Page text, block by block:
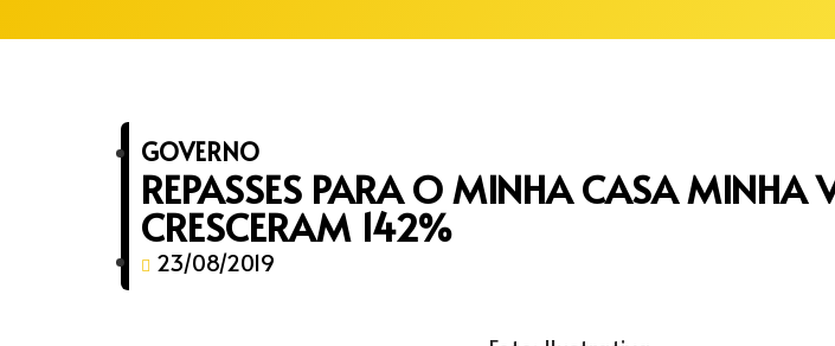
GOVERNO
REPASSES PARA O MINHA CASA MINHA
CRESCERAM 142%
23/08/2019